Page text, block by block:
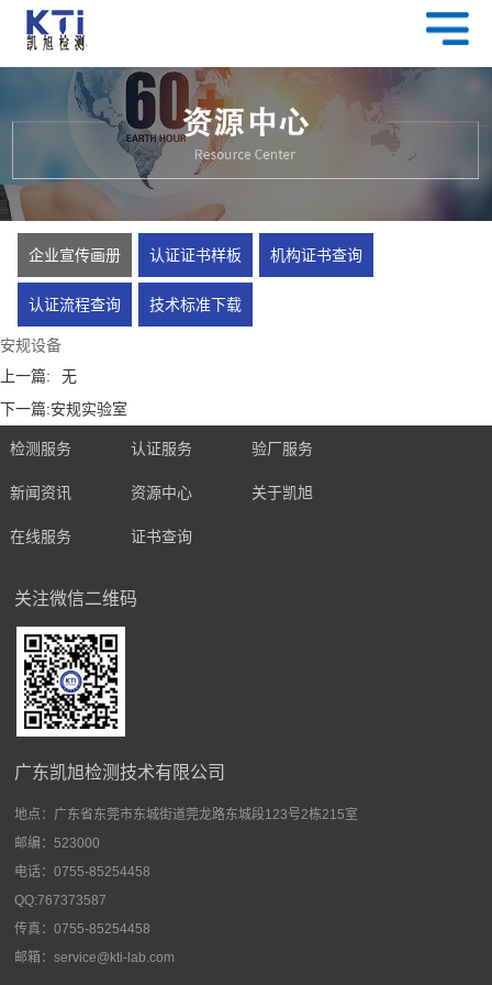
企业宣传画册 认证证书样板 机构证书查询
认证流程查询 技术标准下载
安规设备
上一篇:
无
下一篇:安规实验室
检测服务 认证服务 验厂服务
新闻资讯 资源中心 关于凯旭
在线服务 证书查询
关注微信二维码
广东凯旭检测技术有限公司
地点： 广东省东莞市东城街道莞龙路东城段123号2栋215室
邮编：523000
电话：0755-85254458
QQ:767373587
传真：0755-85254458
邮箱：service@kti-lab.com